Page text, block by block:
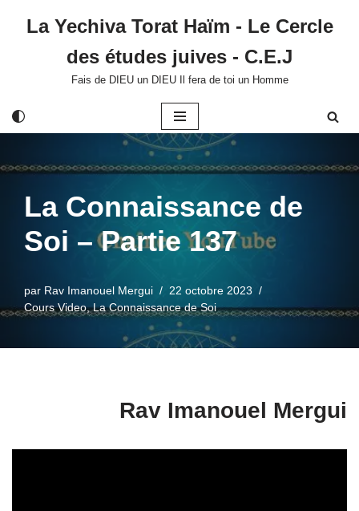
La Yechiva Torat Haïm - Le Cercle
des études juives - C.E.J
Fais de DIEU un DIEU Il fera de toi un Homme
La Connaissance de
Soi – Partie 137
par Rav Imanouel Mergui
22 octobre 2023
Cours Video,La Connaissance de Soi
Rav Imanouel Mergui